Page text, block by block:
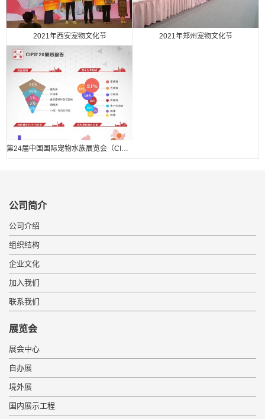
2021年西安宠物文化节 2021年郑州宠物文化节
第24届中国国际宠物水族展览会（CIPS 2020） 展后报告.
公司简介
公司介绍
组织结构
企业文化
加入我们
联系我们
展览会
展会中心
自办展
境外展
国内展示工程